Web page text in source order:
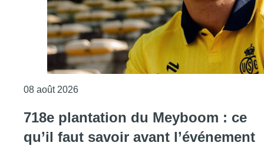
08 août 2026Consulter l'article "L’Union Saint-Gilloise
718e plantation du Meyboom : ce
qu’il faut savoir avant l’événement